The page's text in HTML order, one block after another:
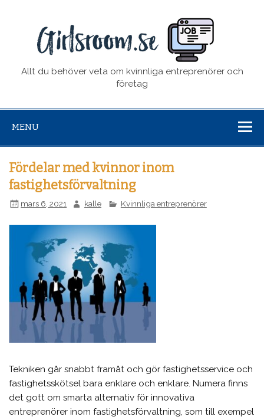
Allt du behöver veta om kvinnliga entreprenörer och
företag
MENU
Fördelar med kvinnor inom
fastighetsförvaltning
mars 6, 2021 kalle Kvinnliga entreprenörer
Tekniken går snabbt framåt och gör fastighetsservice och
fastighetsskötsel bara enklare och enklare. Numera finns
det gott om smarta alternativ för innovativa
entreprenörer inom fastighetsförvaltning, som till exempel